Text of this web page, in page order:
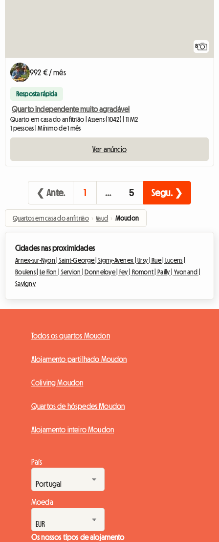
8
992 € / mês
Resposta rápida
Quarto independente muito agradável
Quarto em casa do anfitrião | Assens (1042) | 11 M2
1 pessoas | Mínimo de 1 mês
Ver anúncio
❮ Ante. 1 … 5 Segu. ❯
Quartos em casa do anfitrião › Vaud › Moudon
Cidades nas proximidades
Arnex-sur-Nyon | Saint-George | Signy-Avenex |Ursy | Rue |
Lucens |
Boulens |
Le Flon | Servion | Donneloye | Fey | Romont | Pailly | Yvonand |
Savigny
Todos os quartos Moudon
Alojamento partilhado Moudon
Coliving Moudon
Quartos de hóspedes Moudon
Alojamento inteiro Moudon
País
Moeda
Os nossos tipos de alojamento